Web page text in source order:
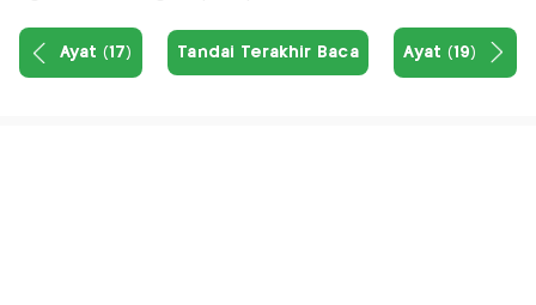
Ayat (17) Tandai Terakhir Baca Ayat (19)